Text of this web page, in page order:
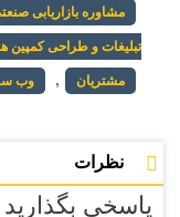
مشاوره بازاریابی
تبلیغات و طراحی کمپین
مشتریان , وب
نظرات
پاسخی بگذارید